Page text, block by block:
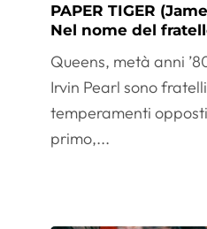
PAPER TIGER
Nel nome del
Queens, metà anni
Irvin Pearl sono
temperamenti
primo,...